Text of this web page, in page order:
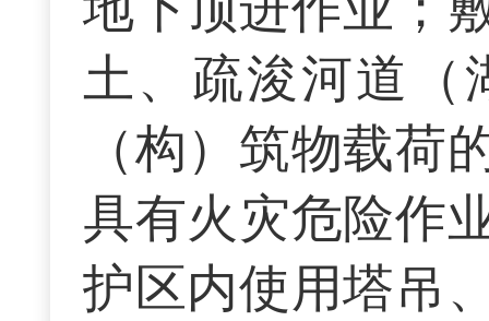
土、疏浚河道（
（构）筑物载荷
具有火灾危险作
护区内使用塔吊